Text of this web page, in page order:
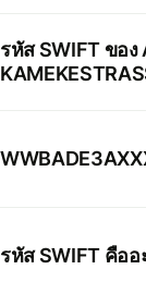
รหัส SWIFT ของ
รหัส SWIFT คืออ